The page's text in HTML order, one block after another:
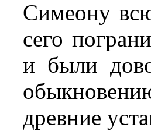
Симеону
сего
и были
древние